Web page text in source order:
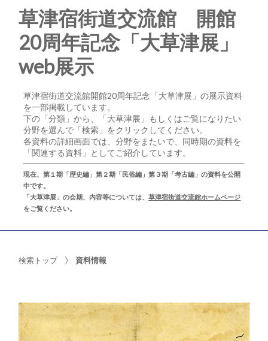
草津宿街道交流館 開館
20周年記念「大草津展」
web展示
草津宿街道交流館開館20周年記念「大草津展」の展示資料
を一部掲載しています。
下の「分類」から、「大草津展」もしくはご覧になりたい
分野を選んで「検索」をクリックしてください。
各資料の詳細画面では、分野をまたいで、同時期の資料を
「関連する資料」としてご紹介しています。
現在、第１期「歴史編」第２期「民俗編」第３期「考古編」の資料を公開
中です。
「大草津展」の会期、内容等については、草津宿街道交流館ホームページ
をご覧ください。
検索トップ 資料情報